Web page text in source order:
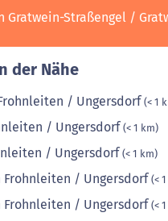
Gratwein-Straßengel /
der Nähe
/ Ungersdorf(< 1
/ Ungersdorf(< 1 km)
/ Ungersdorf(< 1 km)
Frohnleiten / Ungersdorf(<
/ Ungersdorf(<